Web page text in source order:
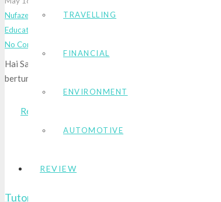
TRAVELLING
FINANCIAL
ENVIRONMENT
AUTOMOTIVE
REVIEW
Nufazee
Education
No Comments
Hai Sahabat Nufazee, apa kabarnya hari ini? Semoga
bertumbuh, ya! Sebagai seorang Ibu dan pegiat yang
Read More
Tutorial Mendaftar Akun dan Menjual Karya di